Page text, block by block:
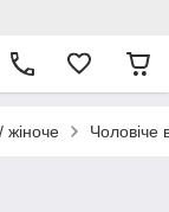
жіноче Чоловіче